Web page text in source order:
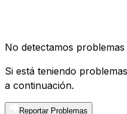
No detectamos problemas
Si está teniendo
a continuación.
Reportar Problemas